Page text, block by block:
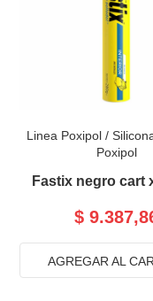
Linea Poxipol /
Poxipol
Fastix negro cart
$
AGREGAR AL